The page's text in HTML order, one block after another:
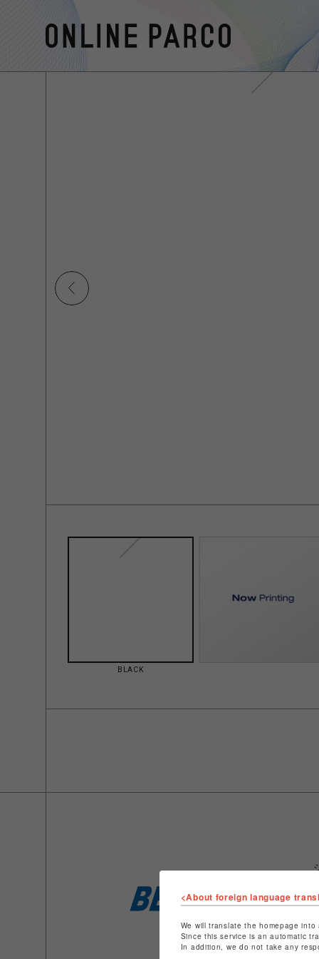
BLACK
<About foreign language
We will translate the homepage
Since this service is an automatic
In addition, we do not take any